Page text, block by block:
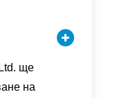
ще
на